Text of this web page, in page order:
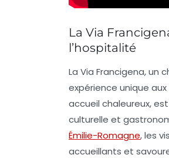
La Via
l’hospitalité
La Via Francigena, un
expérience unique
accueil chaleureux,
culturelle et
Émilie-Romagne, les
accueillants et